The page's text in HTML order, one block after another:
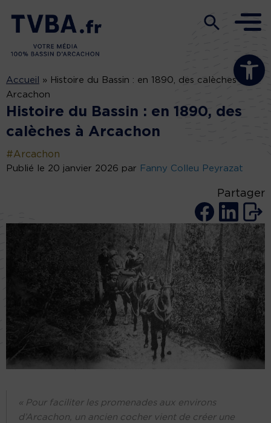
Ouvrir la
Accueil » Histoire du Bassin : en 1890, des calèches à
Arcachon
Histoire du Bassin : en 1890, des
calèches à Arcachon
#Arcachon
Publié le 20 janvier 2026 par Fanny Colleu Peyrazat
Partager
« Pour faciliter les promenades aux environs
d’Arcachon, un ancien cocher vient de créer une